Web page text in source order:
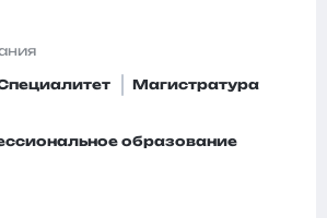
Магистратура
образование